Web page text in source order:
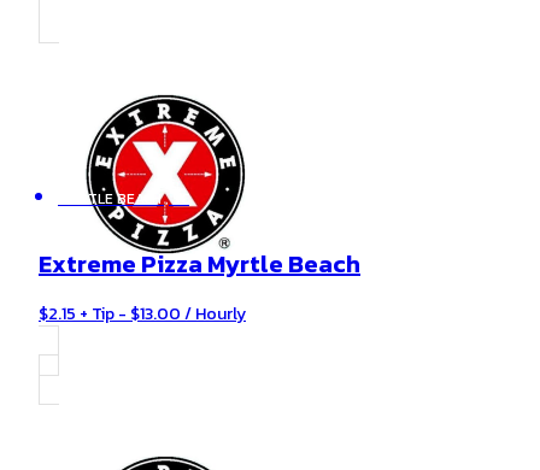
MYRTLE BEACH , SC
Extreme Pizza Myrtle Beach
$2.15 + Tip - $13.00 / Hourly